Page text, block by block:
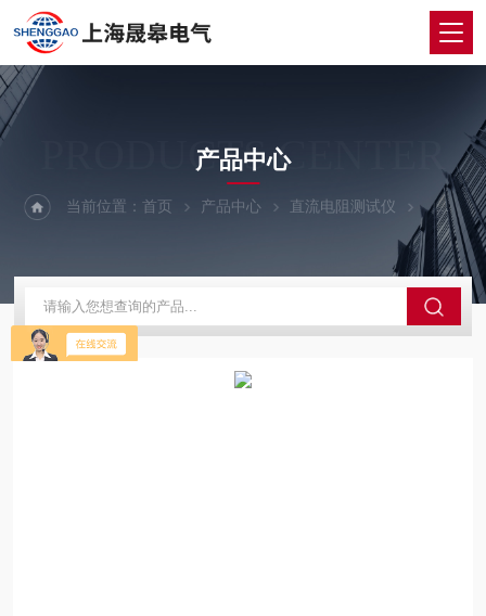
PRODUCTS CENTER
产品中心
当前位置：首页 产品中心 直流电阻测试仪 直流电